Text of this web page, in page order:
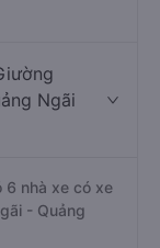
Ngãi
6 nhà xe có xe
- Quảng